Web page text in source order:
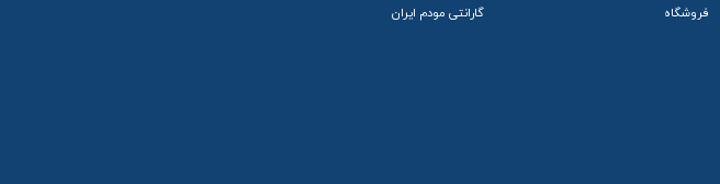
فروشگاه
گارانتی مودم ایران